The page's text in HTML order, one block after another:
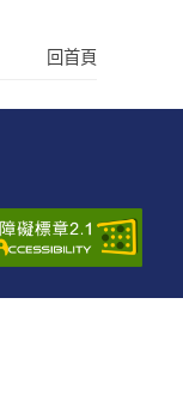
回首頁